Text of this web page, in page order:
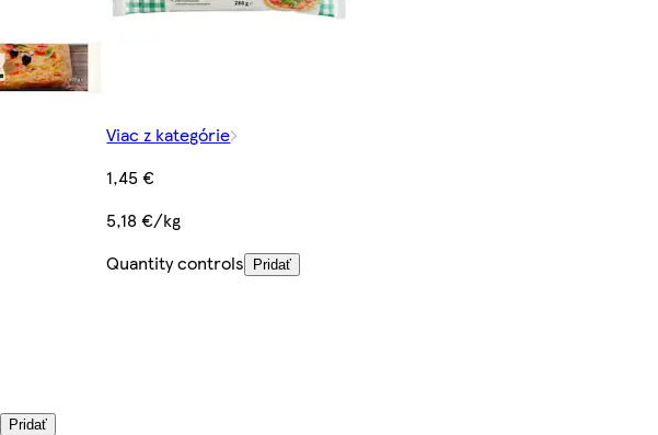
Pridať
Viac z kategórie
1,45 €
5,18 €/kg
Quantity controls
Pridať